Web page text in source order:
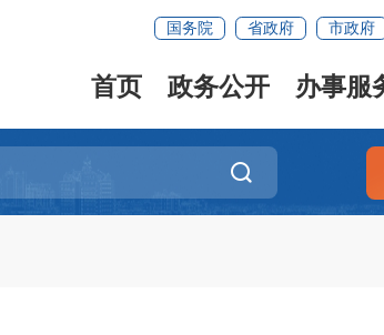
国务院 省政府 市政府
首页 政务公开 办事服